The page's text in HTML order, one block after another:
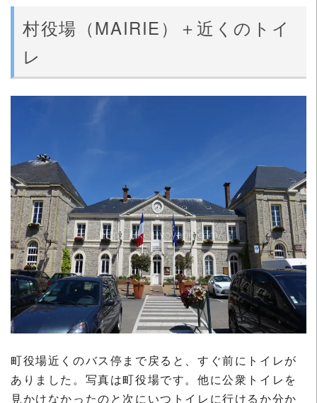
村役場（MAIRIE）＋近くのトイ
レ
町役場近くのバス停まで戻ると、すぐ前にトイレが
ありました。写真は町役場です。他に公衆トイレを
見かけなかったのと次にいつトイレに行けるか分か